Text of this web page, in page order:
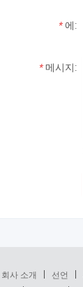
*에:
*메시지:
회사 소개 선언